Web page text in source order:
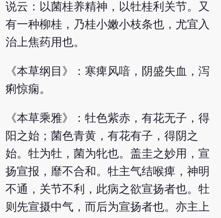
说云：以菌桂养精神，以牡桂利关节。又
有一种柳桂，乃桂小嫩小枝条也，尤宜入
治上焦药用也。
《本草纲目》：寒痺风喑，阴盛失血，泻
痢惊痫。
《本草乘雅》：牡色紫赤，有花无子，得
阳之始；菌色青黄，有花有子，得阴之
始。牡为牡，菌为牝也。盖圭之妙用，宣
扬宣报，靡不合和。牡主气结喉痺，神明
不通，关节不利，此病之欲宣扬者也。牡
则先宣摄中气，而后为宣扬者也。亦主上